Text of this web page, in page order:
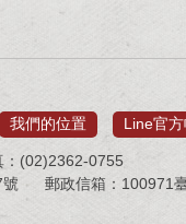
我們的位置 Line官
：(02)2362-0755
郵政信箱：100971